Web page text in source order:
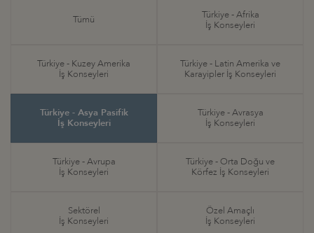
Tümü
Türkiye - Afrika
İş Konseyleri
Türkiye - Kuzey Amerika
İş Konseyleri
Türkiye - Latin Amerika ve
Karayipler İş Konseyleri
Türkiye - Asya Pasifik
İş Konseyleri
Türkiye - Avrasya
İş Konseyleri
Türkiye - Avrupa
İş Konseyleri
Türkiye - Orta Doğu ve
Körfez İş Konseyleri
Sektörel
İş Konseyleri
Özel Amaçlı
İş Konseyleri